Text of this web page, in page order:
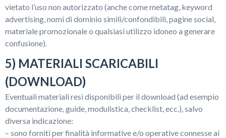
vietato l’uso non autorizzato (anche come metatag, keyword
advertising, nomi di dominio simili/confondibili, pagine social,
materiale promozionale o qualsiasi utilizzo idoneo a generare
confusione).
5) MATERIALI SCARICABILI
(DOWNLOAD)
Eventuali materiali resi disponibili per il download (ad esempio
documentazione, guide, modulistica, checklist, ecc.), salvo
diversa indicazione:
– sono forniti per finalità informative e/o operative connesse ai